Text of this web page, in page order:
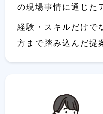
の現場事情に通じた
経験・スキルだけで
方まで踏み込んだ提